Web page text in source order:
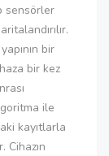
sensörler
bir
bir kez
ile
kayıtlarla
Cihazın